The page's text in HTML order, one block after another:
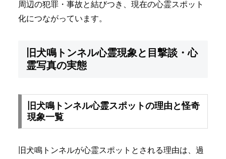
周辺の犯罪・事故と結びつき、現在の心霊スポット
化につながっています。
旧犬鳴トンネル心霊現象と目撃談・心
霊写真の実態
旧犬鳴トンネル心霊スポットの理由と怪奇
現象一覧
旧犬鳴トンネルが心霊スポットとされる理由は、過